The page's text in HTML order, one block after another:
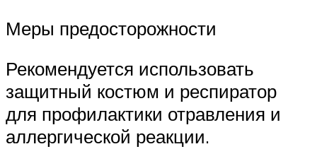
Меры предосторожности
Рекомендуется использовать
защитный костюм и респиратор
для профилактики отравления и
аллергической реакции.